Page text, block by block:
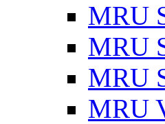
MRU
MRU
MRU
MRU